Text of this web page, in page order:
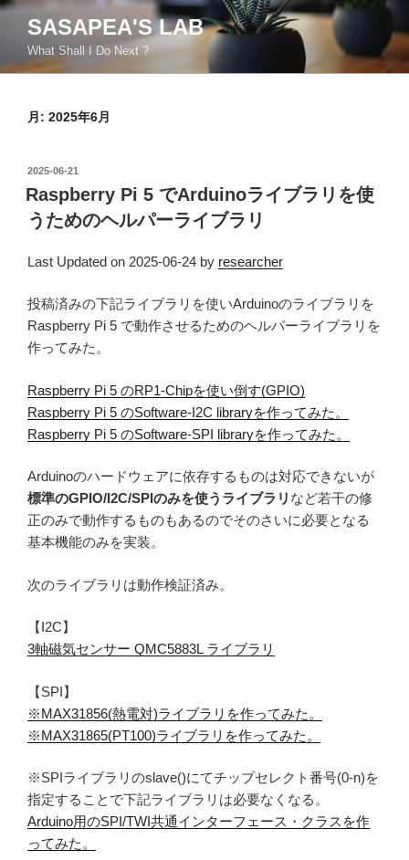
コ
ン
SASAPEA'S LAB
What Shall I Do Next ?
月: 2025年6月
投
稿
日:
2025-06-21
Raspberry Pi 5 でArduinoライブラリを使
うためのヘルパーライブラリ
Last Updated on 2025-06-24 by researcher
投稿済みの下記ライブラリを使いArduinoのライブラリを
Raspberry Pi 5 で動作させるためのヘルパーライブラリを
作ってみた。
Raspberry Pi 5 のRP1-Chipを使い倒す(GPIO)
Raspberry Pi 5 のSoftware-I2C libraryを作ってみた。
Raspberry Pi 5 のSoftware-SPI libraryを作ってみた。
Arduinoのハードウェアに依存するものは対応できないが
標準のGPIO/I2C/SPIのみを使うライブラリ など若干の修
正のみで動作するものもあるのでそのさいに必要となる
基本機能のみを実装。
次のライブラリは動作検証済み。
【I2C】
3軸磁気センサー QMC5883L ライブラリ
【SPI】
※MAX31856(熱電対)ライブラリを作ってみた。
※MAX31865(PT100)ライブラリを作ってみた。
※SPIライブラリのslave()にてチップセレクト番号(0-n)を
指定することで下記ライブラリは必要なくなる。
Arduino用のSPI/TWI共通インターフェース・クラスを作
ってみた。